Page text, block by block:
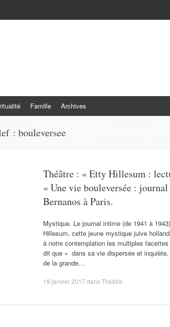
Famille Archives
: bouleversee
Théâtre : « Etty Hillesum :
« Une vie bouleversée :
Bernanos à Paris.
Mystique. Le journal intime (de 1941 à
Hillesum, cette jeune mystique juive
à notre contemplation les multiples
dit que « dans sa vie dispersée et
de la grande…
19 janvier 2017 dansThéâtre